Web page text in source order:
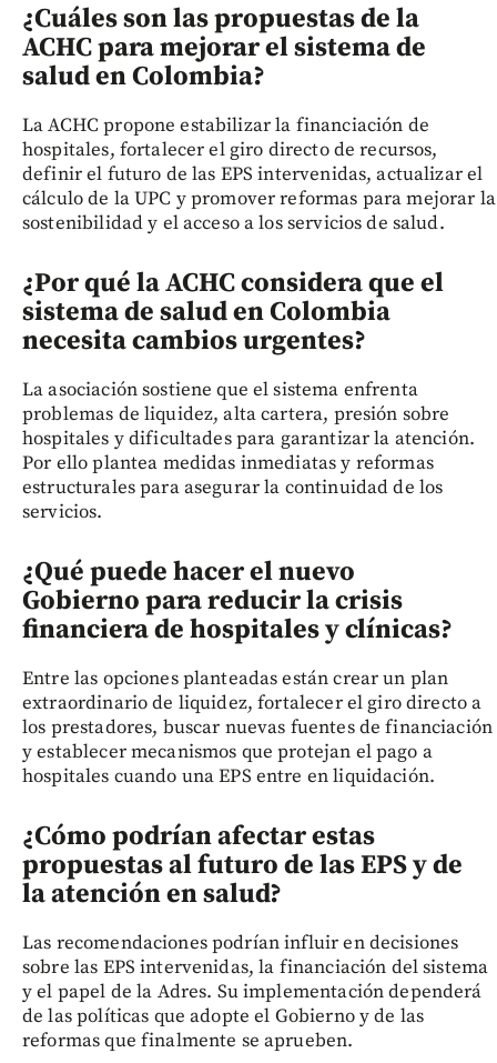
¿Cuáles son las propuestas de la
ACHC para mejorar el sistema de
salud en Colombia?
La ACHC propone estabilizar la financiación de
hospitales, fortalecer el giro directo de recursos,
definir el futuro de las EPS intervenidas, actualizar el
cálculo de la UPC y promover reformas para mejorar la
sostenibilidad y el acceso a los servicios de salud.
¿Por qué la ACHC considera que el
sistema de salud en Colombia
necesita cambios urgentes?
La asociación sostiene que el sistema enfrenta
problemas de liquidez, alta cartera, presión sobre
hospitales y dificultades para garantizar la atención.
Por ello plantea medidas inmediatas y reformas
estructurales para asegurar la continuidad de los
servicios.
¿Qué puede hacer el nuevo
Gobierno para reducir la crisis
financiera de hospitales y clínicas?
Entre las opciones planteadas están crear un plan
extraordinario de liquidez, fortalecer el giro directo a
los prestadores, buscar nuevas fuentes de financiación
y establecer mecanismos que protejan el pago a
hospitales cuando una EPS entre en liquidación.
¿Cómo podrían afectar estas
propuestas al futuro de las EPS y de
la atención en salud?
Las recomendaciones podrían influir en decisiones
sobre las EPS intervenidas, la financiación del sistema
y el papel de la Adres. Su implementación dependerá
de las políticas que adopte el Gobierno y de las
reformas que finalmente se aprueben.